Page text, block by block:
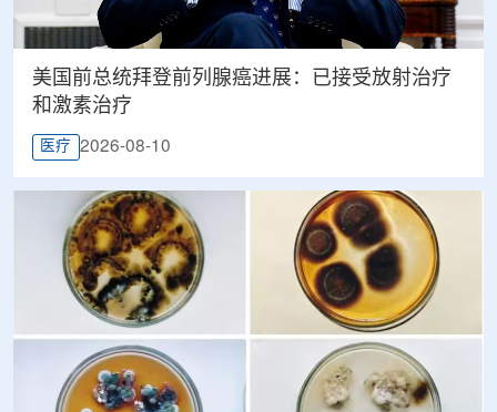
美国前总统拜登前列腺癌进展：已接受放射治疗
和激素治疗
医疗 2026-08-10